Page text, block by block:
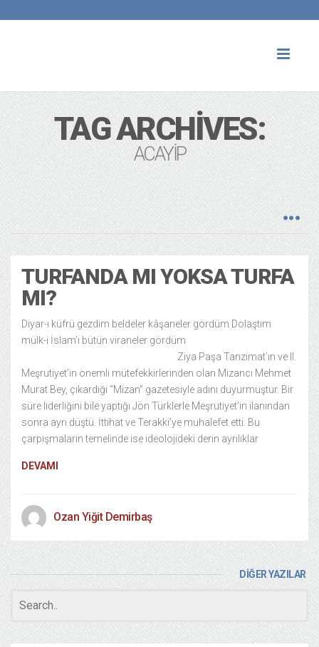
TAG ARCHIVES:
ACAYIP
TURFANDA MI YOKSA TURFA
MI?
Diyar-ı küfrü gezdim beldeler kâşaneler gördüm Dolaştım
mülk-i İslam’ı bütün viraneler gördüm
Ziya Paşa Tanzimat’ın ve II.
Meşrutiyet’in önemli mütefekkirlerinden olan Mizancı Mehmet
Murat Bey, çıkardığı “Mizan” gazetesiyle adını duyurmuştur. Bir
süre liderliğini bile yaptığı Jön Türklerle Meşrutiyet’in ilanından
sonra ayrı düştü. İttihat ve Terakki’ye muhalefet etti. Bu
çarpışmaların temelinde ise ideolojideki derin ayrılıklar
DEVAMI
Ozan Yiğit Demirbaş
DİĞER YAZILAR